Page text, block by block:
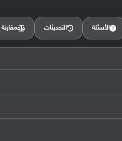
الأسئلة التحديثات مقارنة